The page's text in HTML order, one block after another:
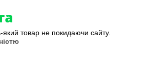
який товар не покидаючи сайту.